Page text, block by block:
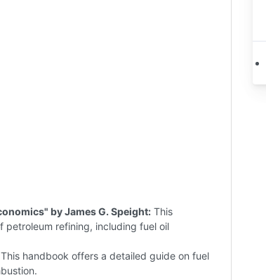
by James G. Speight: This
petroleum refining, including fuel oil
This handbook offers a detailed guide on fuel